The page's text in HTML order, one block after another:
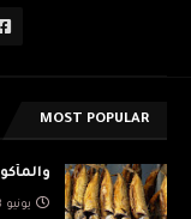
MOST POPULAR
يونيو 03, 2024